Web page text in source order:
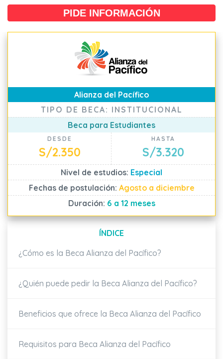
PIDE INFORMACIÓN
Alianza del Pacífico
TIPO DE BECA: INSTITUCIONAL
Beca para Estudiantes
DESDE
S/2.350
HASTA
S/3.320
Nivel de estudios: Especial
Fechas de postulación: Agosto a diciembre
Duración: 6 a 12 meses
ÍNDICE
¿Cómo es la Beca Alianza del Pacífico?
¿Quién puede pedir la Beca Alianza del Pacífico?
Beneficios que ofrece la Beca Alianza del Pacífico
Requisitos para Beca Alianza del Pacífico